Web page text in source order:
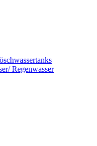
Regenwasser